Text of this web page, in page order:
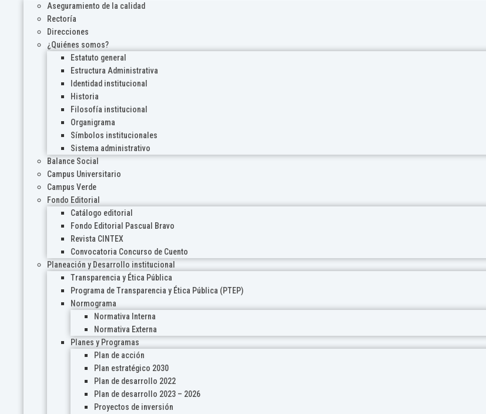
Aseguramiento de la calidad
Rectoría
Direcciones
¿Quiénes somos?
Estatuto general
Estructura Administrativa
Identidad institucional
Historia
Filosofía institucional
Organigrama
Símbolos institucionales
Sistema administrativo
Balance Social
Campus Universitario
Campus Verde
Fondo Editorial
Catálogo editorial
Fondo Editorial Pascual Bravo
Revista CINTEX
Convocatoria Concurso de Cuento
Planeación y Desarrollo institucional
Transparencia y Ética Pública
Programa de Transparencia y Ética Pública (PTEP)
Normograma
Normativa Interna
Normativa Externa
Planes y Programas
Plan de acción
Plan estratégico 2030
Plan de desarrollo 2022
Plan de desarrollo 2023 – 2026
Proyectos de inversión